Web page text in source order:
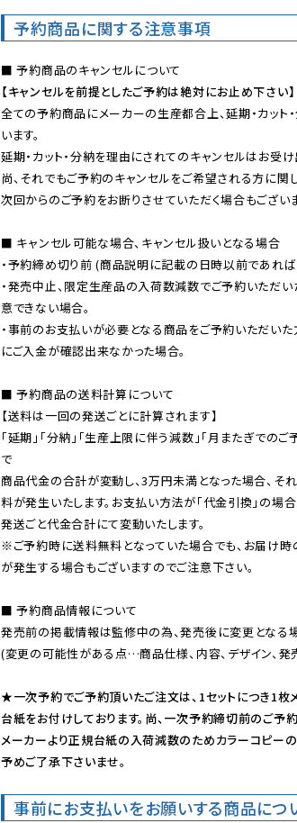
予約商品に関する注意事項
【キャンセルを前提としたご予約は絶対にお止め下さい】
全ての予約商品にメーカーの生産都合上、延期・カット
います。
延期・カット・分納を理由にされてのキャンセルはお受け
尚、それでもご予約のキャンセルをご希望される方に関
次回からのご予約をお断りさせていただく場合もございま
■ キャンセル可能な場合、キャンセル扱いとなる場合
・予約締め切り前 (商品説明に記載の日時以前であれ
・発売中止、限定生産品の入荷数減数でご予約いただ
意できない場合。
・事前のお支払いが必要となる商品をご予約いただいた
にご入金が確認出来なかった場合。
■ 予約商品の送料計算について
【送料は一回の発送ごとに計算されます】
「延期」「分納」「生産上限に伴う減数」「月またぎでのご
で
商品代金の合計が変動し、3万円未満となった場合、そ
料が発生いたします。お支払い方法が「代金引換」の場
※ご予約時に送料無料となっていた場合でも、お届け時
が発生する場合もございますのでご注意下さい。
■ 予約商品情報について
発売前の掲載情報は監修中の為、発売後に変更となる場
(変更の可能性がある点…商品仕様、内容、デザイン、発
★一次予約でご予約頂いたご注文は、1セットにつき1
台紙をお付けしております。尚、一次予約締切前のご予約
メーカーより正規台紙の入荷減数のためカラーコピーの
予めご了承下さいませ。
事前にお支払いをお願いする商品につ